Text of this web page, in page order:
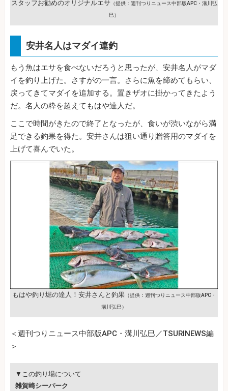
スタッフお勧めのオリジナルエサ （提供：週刊つりニュース中部版APC・溝川弘
巳）
安井名人はマダイ連釣
もう魚はエサを食べないだろうと思ったが、安井名人がマダ
イを釣り上げた。さすがの一言。さらに魚を締めてもらい、
戻ってきてマダイを追加する。置きザオに掛かってきたよう
だ。名人の粋を超えてもはや達人だ。
ここで時間がきたので終了となったが、食いが渋いながら満
足できる釣果を得た。安井さんは狙い通り贈答用のマダイを
上げて喜んでいた。
もはや釣り堀の達人！安井さんと釣果（提供：週刊つりニュース中部版APC・
溝川弘巳）
＜週刊つりニュース中部版APC・溝川弘巳／TSURINEWS編
＞
▼この釣り場について
雑賀崎シーパーク